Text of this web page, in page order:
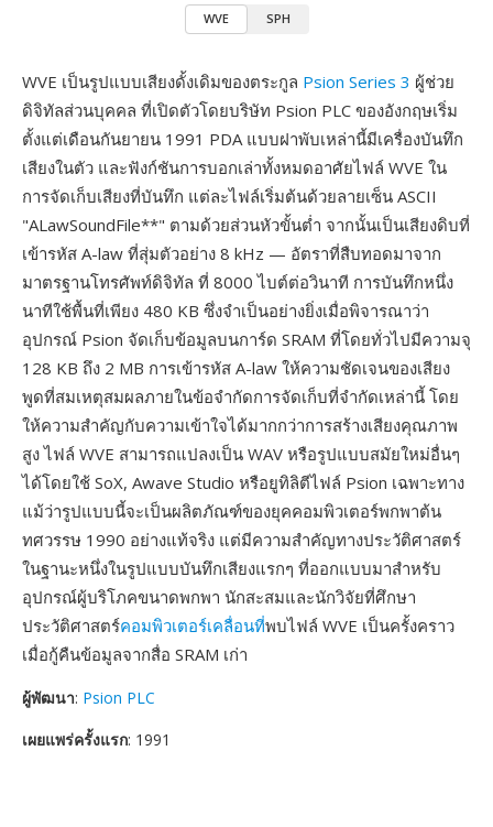
WVE SPH
WVE เป็นรูปแบบเสียงดั้งเดิมของตระกูล Psion Series 3 ผู้ช่วย
ดิจิทัลส่วนบุคคล ที่เปิดตัวโดยบริษัท Psion PLC ของอังกฤษเริ่ม
ตั้งแต่เดือนกันยายน 1991 PDA แบบฝาพับเหล่านี้มีเครื่องบันทึก
เสียงในตัว และฟังก์ชันการบอกเล่าทั้งหมดอาศัยไฟล์ WVE ใน
การจัดเก็บเสียงที่บันทึก แต่ละไฟล์เริ่มต้นด้วยลายเซ็น ASCII
"ALawSoundFile**" ตามด้วยส่วนหัวขั้นต่ำ จากนั้นเป็นเสียงดิบที่
เข้ารหัส A-law ที่สุ่มตัวอย่าง 8 kHz — อัตราที่สืบทอดมาจาก
มาตรฐานโทรศัพท์ดิจิทัล ที่ 8000 ไบต์ต่อวินาที การบันทึกหนึ่ง
นาทีใช้พื้นที่เพียง 480 KB ซึ่งจำเป็นอย่างยิ่งเมื่อพิจารณาว่า
อุปกรณ์ Psion จัดเก็บข้อมูลบนการ์ด SRAM ที่โดยทั่วไปมีความจุ
128 KB ถึง 2 MB การเข้ารหัส A-law ให้ความชัดเจนของเสียง
พูดที่สมเหตุสมผลภายในข้อจำกัดการจัดเก็บที่จำกัดเหล่านี้ โดย
ให้ความสำคัญกับความเข้าใจได้มากกว่าการสร้างเสียงคุณภาพ
สูง ไฟล์ WVE สามารถแปลงเป็น WAV หรือรูปแบบสมัยใหม่อื่นๆ
ได้โดยใช้ SoX, Awave Studio หรือยูทิลิตีไฟล์ Psion เฉพาะทาง
แม้ว่ารูปแบบนี้จะเป็นผลิตภัณฑ์ของยุคคอมพิวเตอร์พกพาต้น
ทศวรรษ 1990 อย่างแท้จริง แต่มีความสำคัญทางประวัติศาสตร์
ในฐานะหนึ่งในรูปแบบบันทึกเสียงแรกๆ ที่ออกแบบมาสำหรับ
อุปกรณ์ผู้บริโภคขนาดพกพา นักสะสมและนักวิจัยที่ศึกษา
ประวัติศาสตร์คอมพิวเตอร์เคลื่อนที่พบไฟล์ WVE เป็นครั้งคราว
เมื่อกู้คืนข้อมูลจากสื่อ SRAM เก่า
ผู้พัฒนา: Psion PLC
เผยแพร่ครั้งแรก: 1991